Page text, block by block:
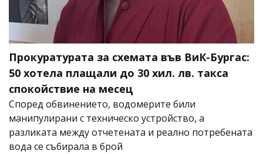
Прокуратурата за схемата във ВиК-Бургас:
50 хотела плащали до 30 хил. лв. такса
спокойствие на месец
Според обвинението, водомерите били
манипулирани с техническо устройство, а
разликата между отчетената и реално потребената
вода се събирала в брой